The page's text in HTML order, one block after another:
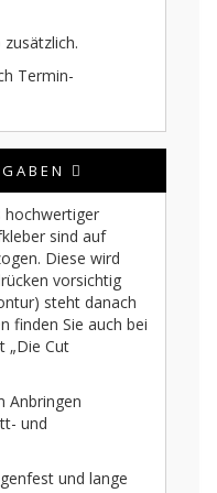
Termin-
hochwertiger
sind auf
Diese wird
vorsichtig
steht danach
finden Sie auch bei
„Die Cut
Anbringen
und
und lange